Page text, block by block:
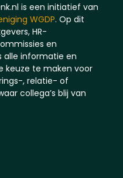
is een initiatief van
WGDP. Op dit
HR-
en
alle informatie en
keuze te maken voor
, relatie- of
collega’s blij van